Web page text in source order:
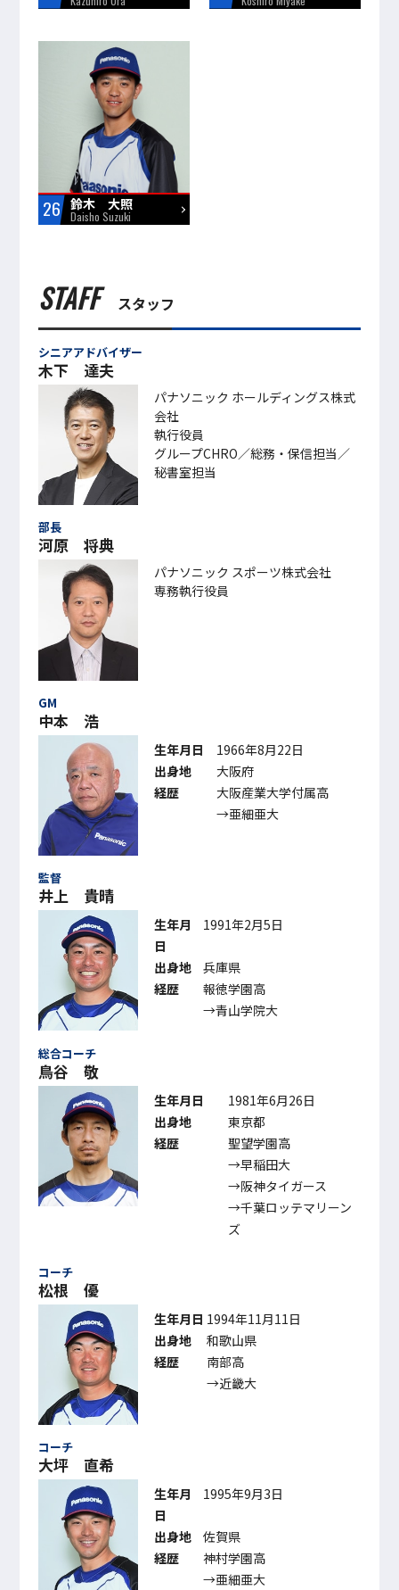
26 鈴木 大照
Daisho Suzuki
STAFF スタッフ
シニアアドバイザー
木下 達夫
パナソニック ホールディングス株式
会社
執行役員
グループCHRO／総務・保信担当／
秘書室担当
部長
河原 将典
パナソニック スポーツ株式会社
専務執行役員
GM
中本 浩
生年月日
1966年8月22日
出身地
大阪府
経歴
大阪産業大学付属高
→亜細亜大
監督
井上 貴晴
生年月
日
1991年2月5日
出身地
兵庫県
経歴
報徳学園高
→青山学院大
総合コーチ
鳥谷 敬
生年月日
1981年6月26日
出身地
東京都
経歴
聖望学園高
→早稲田大
→阪神タイガース
→千葉ロッテマリーン
ズ
コーチ
松根 優
生年月日 1994年11月11日
出身地
和歌山県
経歴
南部高
→近畿大
コーチ
大坪 直希
生年月
日
1995年9月3日
出身地
佐賀県
経歴
神村学園高
→亜細亜大